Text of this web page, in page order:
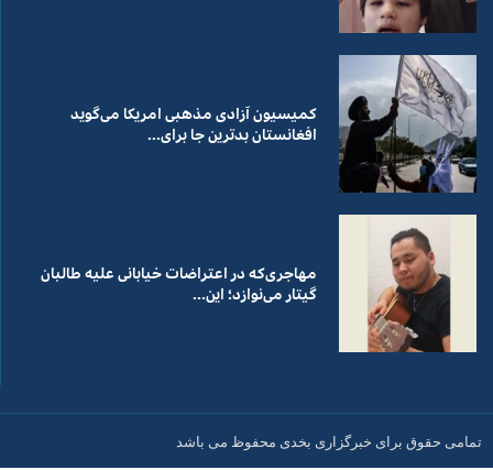
کمیسیون آزادی مذهبی امریکا می‌گوید
افغانستان بدترین جا برای...
مهاجری‌که در اعتراضات خیابانی علیه طالبان
گیتار می‌نوازد؛ این...
تمامی حقوق برای خبرگزاری بخدی محفوظ می باشد